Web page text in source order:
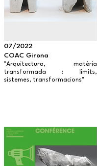
07/2022
COAC Girona
"Arquitectura, matèria
transformada : limits,
sistemes, transformacions"